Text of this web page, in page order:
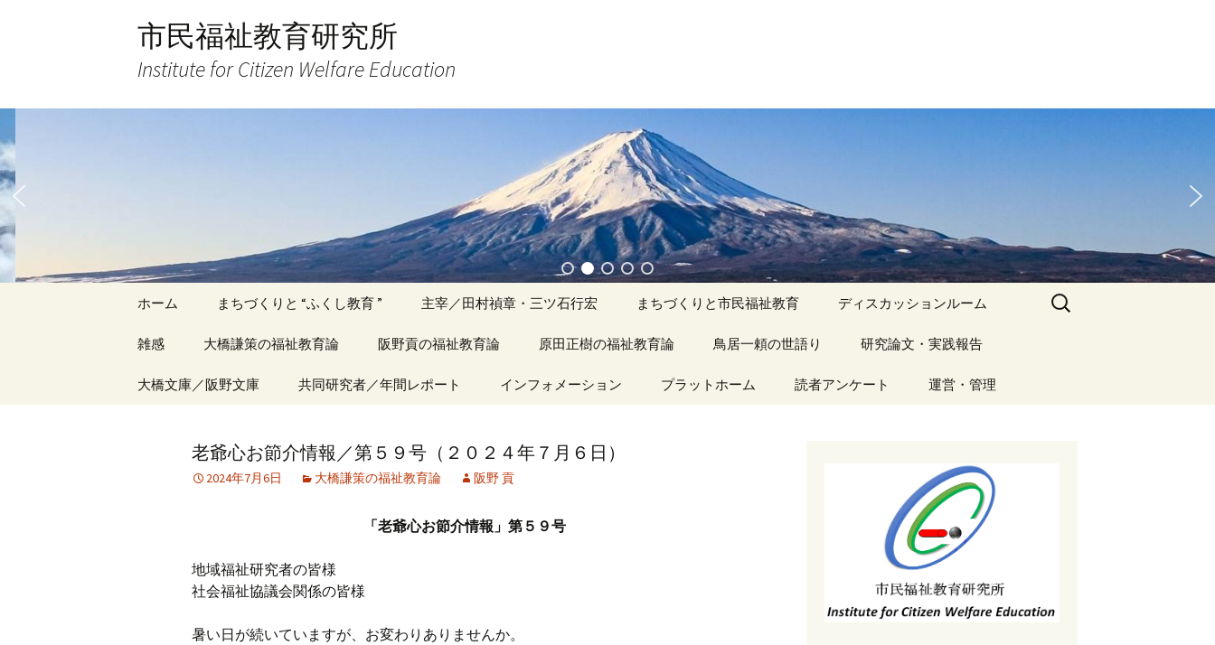
ス
キ
ッ
市民福祉教育研究所
Institute for Citizen Welfare Education
ホーム まちづくりと “ふくし教育 ” 主宰／田村禎章・三ツ石行宏 まちづくりと市民福祉教育
アーカイブ（１）
ディスカッションルーム
アーカイブ（１）
アーカイブ（４）
記事（151）～
アーカイブ（５）
記事（201）～
雑感
アーカイブ（１）
記事（51）～
記事（151）～
アーカイブ（５）
大橋謙策の福祉教育論
アーカイブ（１）
論文
講演録
アーカイブ（５）
阪野貢の福祉教育論
アーカイブ（１）
ブックレット
原田正樹の福祉教育論
アーカイブ（１）
学位論文
鳥居一頼の世語り
アーカイブ（１）
研究論文・実践報告
アーカイブ（１）
アーカイブ（３）
調査報告
アーカイブ（４）
実践報告
アーカイブ（５）
コラム
大橋文庫／阪野文庫 共同研究者／年間レポート インフォメーション プラットホーム 読者アンケート 運営・管理
検
索:
老爺心お節介情報／第５９号（２０２４年７月６日）
2024年7月6日 大橋謙策の福祉教育論 阪野 貢
「老爺心お節介情報」第５９号
地域福祉研究者の皆様
社会福祉協議会関係の皆様
暑い日が続いていますが、お変わりありませんか。